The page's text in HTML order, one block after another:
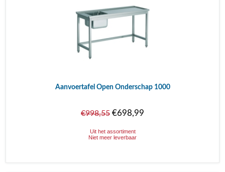
Aanvoertafel Open Onderschap 1000
€998,55 €698,99
Uit het assortiment
Niet meer leverbaar